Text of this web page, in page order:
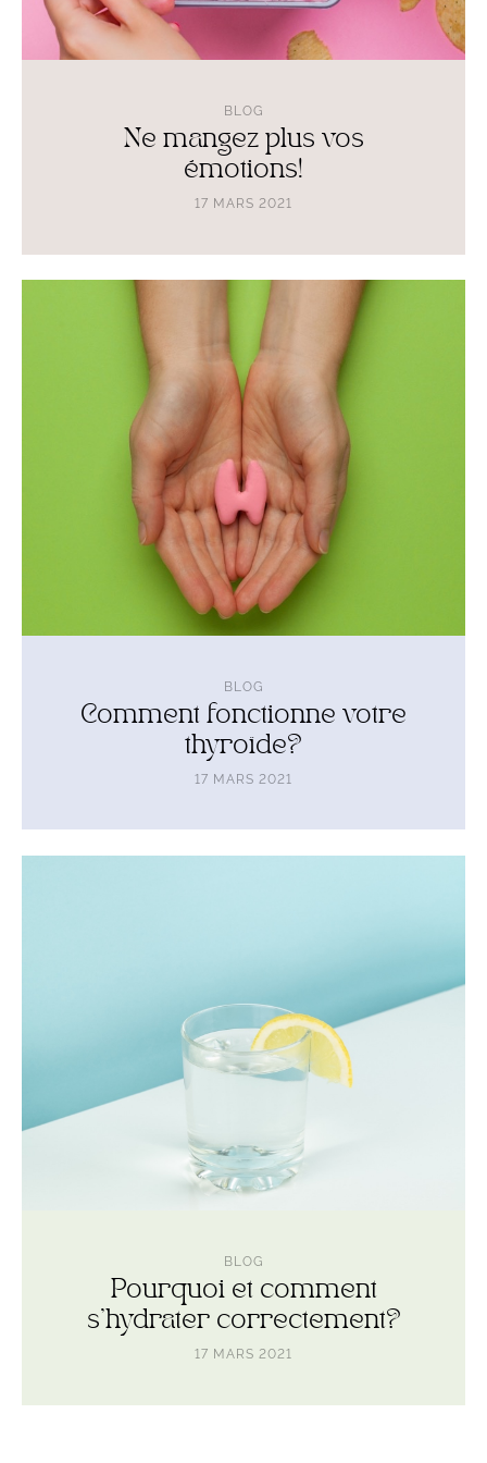
Ne mangez plus vos
émotions!
17 MARS 2021
BLOG
Comment fonctionne votre
thyroïde?
17 MARS 2021
BLOG
Lire
Pourquoi et comment
s’hydrater correctement?
17 MARS 2021
BLOG